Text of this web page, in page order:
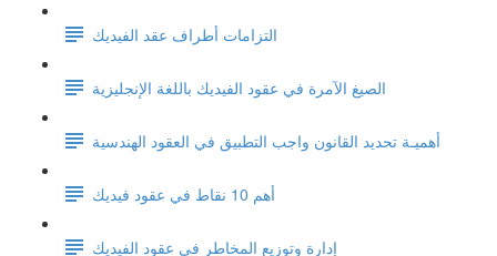
التزامات أطراف عقد الفيديك
الصيغ الآمرة في عقود الفيديك باللغة الإنجليزية
أهميـة تحديد القانون واجب التطبيق في العقود الهندسية
أهم 10 نقاط في عقود فيديك
إدارة وتوزيع المخاطر في عقود الفيديك